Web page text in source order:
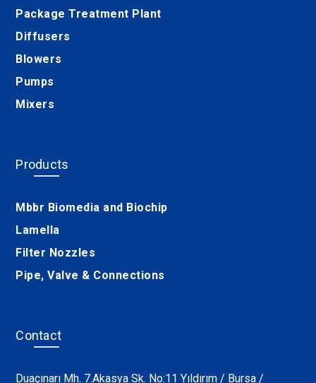
Package Treatment Plant
Diffusers
Blowers
Pumps
Mixers
Products
Mbbr Biomedia and Biochip
Lamella
Filter Nozzles
Pipe, Valve & Connections
Contact
Duaçınarı Mh. 7.Akasya Sk. No:11 Yıldırım / Bursa /